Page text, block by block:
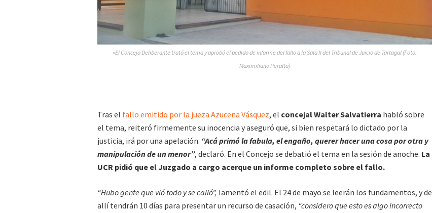
»El Concejo Deliberante trató el tema y aprobó el pedido de informe del fallo a la Sala II del Tribunal de Juicio de Tartagal (Foto:
Maximiliano Peralta)
Tras el fallo emitido por la jueza Azucena Vásquez, el concejal Walter Salvatierra habló sobre
el tema, reiteró firmemente su inocencia y aseguró que, si bien respetará lo dictado por la
justicia, irá por una apelación. “Acá primó la fabula, el engaño, querer hacer una cosa por otra y
manipulación de un menor”, declaró. En el Concejo se debatió el tema en la sesión de anoche. La
UCR pidió que el Juzgado a cargo acerque un informe completo sobre el fallo.
“Hubo gente que vió todo y se calló”, lamentó el edil. El 24 de mayo se leerán los fundamentos, y de
allí tendrán 10 días para presentar un recurso de casación, “considero que esto es algo incorrecto